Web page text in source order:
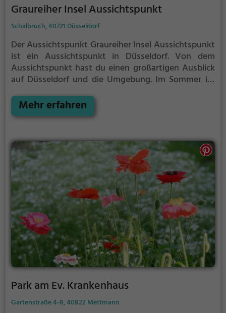
Graureiher Insel Aussichtspunkt
Schalbruch, 40721 Düsseldorf
Der Aussichtspunkt Graureiher Insel Aussichtspunkt
ist ein Aussichtspunkt in Düsseldorf. Von dem
Aussichtspunkt hast du einen großartigen Ausblick
auf Düsseldorf und die Umgebung. Im Sommer ist
ein schönes Ausflugsziel für Familienausflüge,
Wanderungen oder zum Picknicken und lockt an
Region an.
Mehr erfahren
Park am Ev. Krankenhaus
Gartenstraße 4-8, 40822 Mettmann